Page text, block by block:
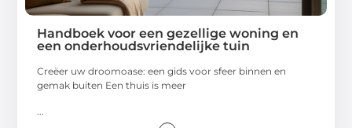
Handboek voor een gezellige woning en
een onderhoudsvriendelijke tuin
Creëer uw droomoase: een gids voor sfeer binnen en
gemak buiten Een thuis is meer